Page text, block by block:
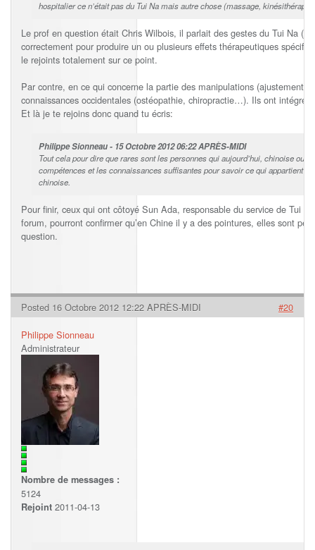
hospitalier ce n’était pas du Tui Na mais autre chose (massage,
Le prof en question était Chris Wilbois, il parlait des gestes du Tui Na
correctement pour produire un ou plusieurs effets thérapeutiques
le rejoints totalement sur ce point.
Par contre, en ce qui concerne la partie des manipulations (ajustement
connaissances occidentales (ostéopathie, chiropractie…). Ils ont intégré
Et là je te rejoins donc quand tu écris:
Philippe Sionneau - 15 Octobre 2012 06:22 APRÈS-MIDI
Tout cela pour dire que rares sont les personnes qui aujourd’hui, chinoise ou
compétences et les connaissances suffisantes pour savoir ce qui appartient
chinoise.
Pour finir, ceux qui ont côtoyé Sun Ada, responsable du service de Tui
forum, pourront confirmer qu’en Chine il y a des pointures, elles sont
question.
Posted 16 Octobre 2012 12:22 APRÈS-MIDI #20
Philippe Sionneau
Administrateur
Nombre de messages :
5124
Rejoint 2011-04-13